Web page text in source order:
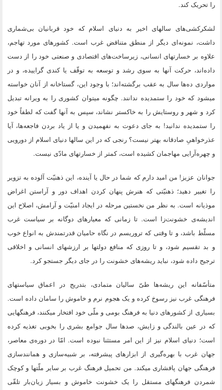
را تحریک کند.
لشکرکشی‌های سالهای اخیر به دنیای اسلام که خود قربانیان بی‌شماری
داشت، نمونه‌ای دیگر از منطق متناقض غرب است. کشورهای مورد تهاجم،
علاوه بر خسارتهای انسانی، زیرساخت‌های اقتصادی و صنعتی خود را از دست
داده‌اند، حرکت آنها به سوی رشد و توسعه به توقّف یا کندی گراییده، و در
مواردی ده‌ها سال به عقب برگشته‌اند؛ با وجود این، گستاخانه از آنان خواسته
میشود که خود را ستمدیده ندانند. چگونه میتوان کشوری را به ویرانه تبدیل
کرد و شهر و روستایش را به خاکستر نشاند، سپس به آنها گفت که لطفاً خود
را ستمدیده ندانید! به جای دعوت به نفهمیدن و یا از یاد بردن فاجعه‌ها، آیا
عذرخواهیِ صادقانه بهتر نیست؟ رنجی که در این سالها دنیای اسلام از دورویی
و چهره‌آرایی مهاجمان کشیده است، کمتر از خسارتهای مادّی نیست.
جوانان عزیز! من امید دارم که شما در حال یا آینده، این ذهنیّت آلوده به تزویر
را تغییر دهید؛ ذهنیّتی که هنرش پنهان کردن اهداف دور و آراستن اغراض
موذیانه است. به نظر من نخستین مرحله در ایجاد امنیّت و آرامش، اصلاح این
اندیشه‌ی خشونت‌زا است. تا زمانی که معیارهای دوگانه بر سیاست غرب
مسلّط باشد، و تا وقتی که تروریسم در نگاه حامیان قدرتمندش به انواع خوب
و بد تقسیم شود، و تا روزی که منافع دولتها بر ارزشهای انسانی و اخلاقی
ترجیح داده شود، نباید ریشه‌های خشونت را در جای دیگر جستجو کرد.
متأسّفانه این ریشه‌ها طیّ سالیان متمادی، بتدریج در اعماق سیاستهای
فرهنگی غرب نیز رسوخ کرده و یک هجوم نرم و خاموش را سامان داده است.
بسیاری از کشورهای دنیا به فرهنگ بومی و ملّی خود افتخار میکنند، فرهنگهایی
که در عین بالندگی و زایش، صدها سال جوامع بشری را بخوبی تغذیه کرده
است؛ دنیای اسلام نیز از این امر مستثنا نبوده است. امّا در دوره‌ی معاصر،
جهان غرب با بهره‌گیری از ابزارهای پیشرفته، بر شبیه‌سازی و همانندسازی
فرهنگی جهان پافشاری میکند. من تحمیل فرهنگ غرب بر سایر ملّتها و کوچک
شمردن فرهنگهای مستقل را یک خشونت خاموش و بسیار زیان‌بار تلقّی